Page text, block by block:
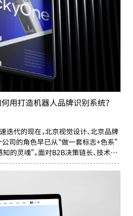
用打造机器人品牌识别系统？
迭代的现在，北京视觉设计、北京品牌
公司的角色早已从“做一套标志+色系”
的灵魂”。面对B2B决策链长、技术迭
，VI机构必须同时解决“被看见”“被